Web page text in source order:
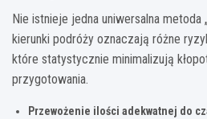
Nie istnieje jedna uniwersalna metoda
kierunki podróży oznaczają różne
które statystycznie minimalizują
przygotowania.
Przewożenie ilości adekwatnej do